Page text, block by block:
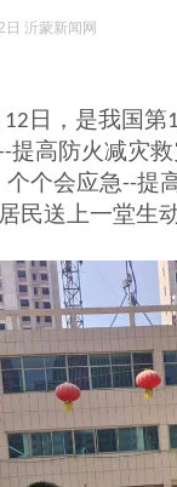
沂蒙新闻网
12 日，是我国第
提高防火减灾
个个会应急--提
民送上一堂生